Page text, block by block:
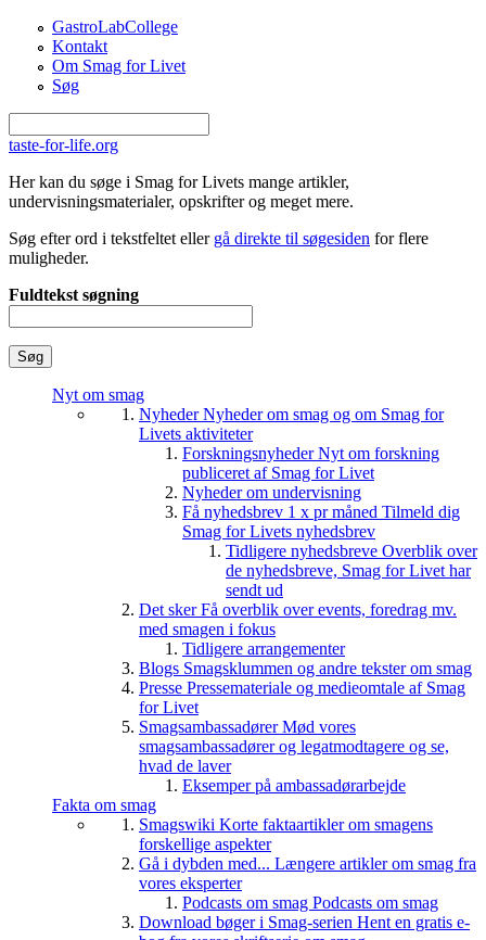
Gå til hovedindhold
GastroLabCollege
Kontakt
Om Smag for Livet
Søg
taste-for-life.org
Her kan du søge i Smag for Livets mange artikler,
undervisningsmaterialer, opskrifter og meget mere.
Søg efter ord i tekstfeltet eller gå direkte til søgesiden for flere
muligheder.
Fuldtekst søgning
Nyt om smag
NyhederNyheder om smag og om Smag for
Livets aktiviteter
ForskningsnyhederNyt om forskning
publiceret af Smag for Livet
Nyheder om undervisning
Få nyhedsbrev 1 x pr måned Tilmeld dig
Smag for Livets nyhedsbrev
Tidligere nyhedsbreve Overblik over
de nyhedsbreve, Smag for Livet har
sendt ud
Det skerFå overblik over events, foredrag mv.
med smagen i fokus
Tidligere arrangementer
Blogs Smagsklummen og andre tekster om smag
Presse Pressemateriale og medieomtale af Smag
for Livet
SmagsambassadørerMød vores
smagsambassadører og legatmodtagere og se,
hvad de laver
Eksemper på ambassadørarbejde
Fakta om smag
Smagswiki Korte faktaartikler om smagens
forskellige aspekter
Gå i dybden med... Længere artikler om smag fra
vores eksperter
Podcasts om smag Podcasts om smag
Download bøger i Smag-serien Hent en gratis e-